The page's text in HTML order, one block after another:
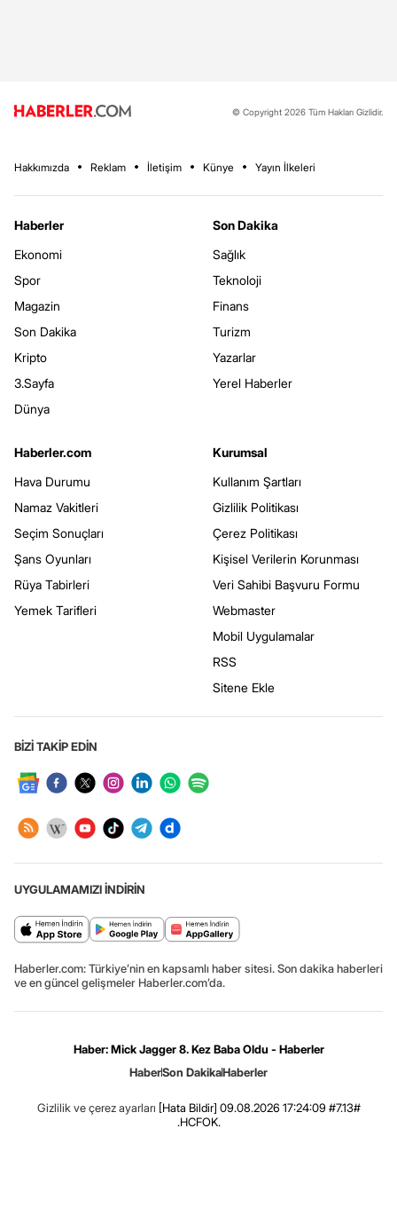
© Copyright 2026 Tüm Hakları Gizlidir.
Hakkımızda Reklam İletişim Künye Yayın İlkeleri
Haberler
Ekonomi
Spor
Magazin
Son Dakika
Kripto
3.Sayfa
Dünya
Son Dakika
Sağlık
Teknoloji
Finans
Turizm
Yazarlar
Yerel Haberler
Haberler.com
Hava Durumu
Namaz Vakitleri
Seçim Sonuçları
Şans Oyunları
Rüya Tabirleri
Yemek Tarifleri
Kurumsal
Kullanım Şartları
Gizlilik Politikası
Çerez Politikası
Kişisel Verilerin Korunması
Veri Sahibi Başvuru Formu
Webmaster
Mobil Uygulamalar
RSS
Sitene Ekle
BİZİ TAKİP EDİN
UYGULAMAMIZI İNDİRİN
Haberler.com: Türkiye’nin en kapsamlı haber sitesi. Son dakika haberleri
ve en güncel gelişmeler Haberler.com’da.
Haber: Mick Jagger 8. Kez Baba Oldu - Haberler
HaberSon DakikaHaberler
Gizlilik ve çerez ayarları [Hata Bildir] 09.08.2026 17:24:09 #7.13#
.HCFOK.